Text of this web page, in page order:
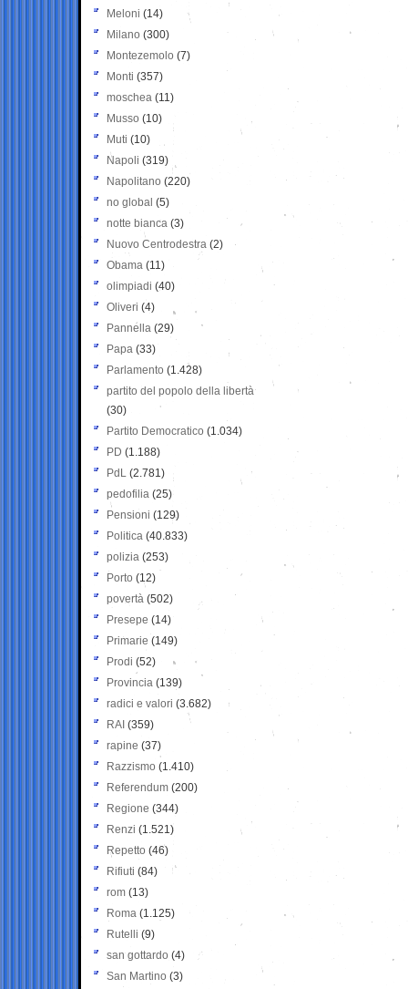
Meloni (14)
Milano (300)
Montezemolo (7)
Monti (357)
moschea (11)
Musso (10)
Muti (10)
Napoli (319)
Napolitano (220)
no global (5)
notte bianca (3)
Nuovo Centrodestra (2)
Obama (11)
olimpiadi (40)
Oliveri (4)
Pannella (29)
Papa (33)
Parlamento (1.428)
partito del popolo della libertà
(30)
Partito Democratico (1.034)
PD (1.188)
PdL (2.781)
pedofilia (25)
Pensioni (129)
Politica (40.833)
polizia (253)
Porto (12)
povertà (502)
Presepe (14)
Primarie (149)
Prodi (52)
Provincia (139)
radici e valori (3.682)
RAI (359)
rapine (37)
Razzismo (1.410)
Referendum (200)
Regione (344)
Renzi (1.521)
Repetto (46)
Rifiuti (84)
rom (13)
Roma (1.125)
Rutelli (9)
san gottardo (4)
San Martino (3)